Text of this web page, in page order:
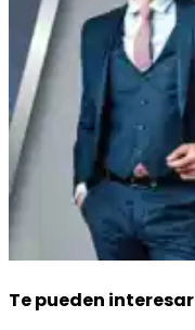
Te pueden interesar